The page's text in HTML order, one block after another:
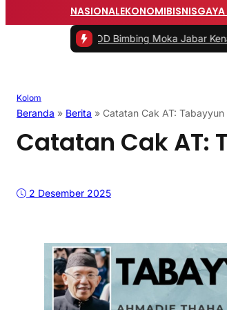
NASIONALEKONOMIBISNIS
KOOD Bimbing Moka Jabar Kenali Kuliner
Kolom
Beranda » Berita » Catatan Cak AT: Tabayyun
Catatan Cak AT:
2 Desember 2025